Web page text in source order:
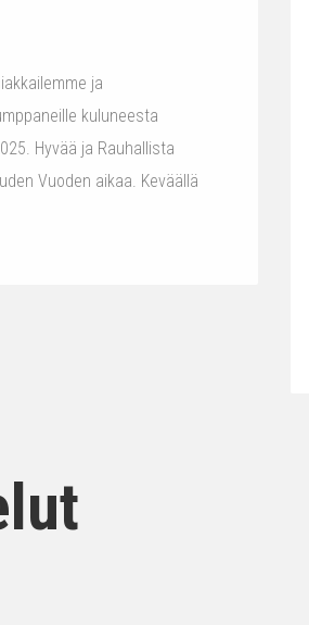
ja
kuluneesta
Hyvää ja Rauhallista
Vuoden aikaa. Keväällä